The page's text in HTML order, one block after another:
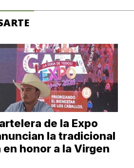
de la Expo
la tradicional
en honor a la Virgen